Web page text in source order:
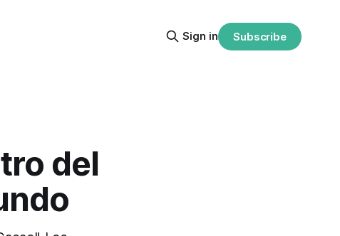
Sign in Subscribe
del